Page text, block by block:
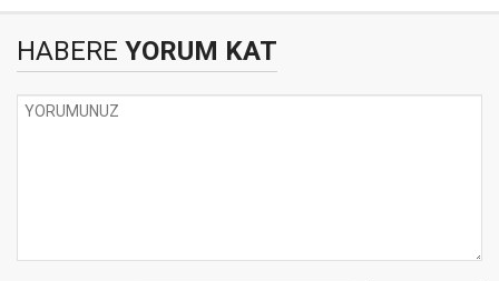
HABERE YORUM KAT